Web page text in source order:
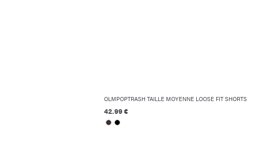
OLMPOPTRASH TAILLE MOYENNE LOOSE FIT SHORTS
42.99 €